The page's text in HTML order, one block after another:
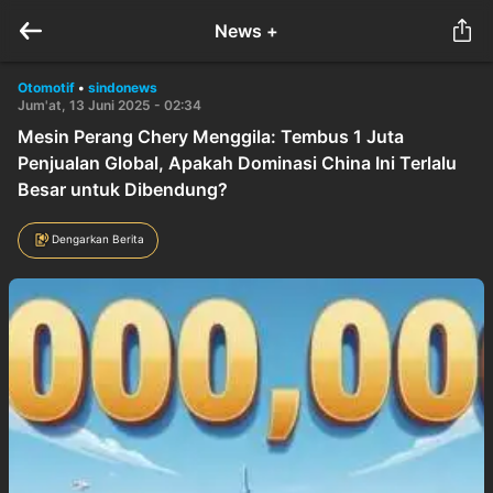
News +
Otomotif • sindonews
Jum'at, 13 Juni 2025 - 02:34
Mesin Perang Chery Menggila: Tembus 1 Juta
Penjualan Global, Apakah Dominasi China Ini Terlalu
Besar untuk Dibendung?
Dengarkan Berita